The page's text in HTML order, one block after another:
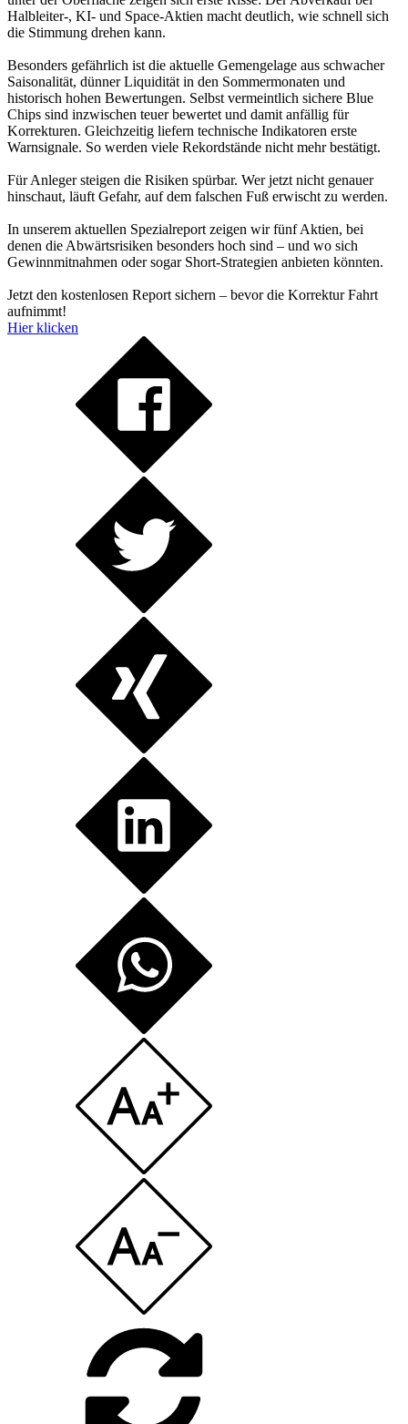
Halbleiter-, KI- und Space-Aktien macht deutlich, wie schnell sich
die Stimmung drehen kann.
Besonders gefährlich ist die aktuelle Gemengelage aus schwacher
Saisonalität, dünner Liquidität in den Sommermonaten und
historisch hohen Bewertungen. Selbst vermeintlich sichere Blue
Chips sind inzwischen teuer bewertet und damit anfällig für
Korrekturen. Gleichzeitig liefern technische Indikatoren erste
Warnsignale. So werden viele Rekordstände nicht mehr bestätigt.
Für Anleger steigen die Risiken spürbar. Wer jetzt nicht genauer
hinschaut, läuft Gefahr, auf dem falschen Fuß erwischt zu werden.
In unserem aktuellen Spezialreport zeigen wir fünf Aktien, bei
denen die Abwärtsrisiken besonders hoch sind – und wo sich
Gewinnmitnahmen oder sogar Short-Strategien anbieten könnten.
Jetzt den kostenlosen Report sichern – bevor die Korrektur Fahrt
aufnimmt!
Hier klicken